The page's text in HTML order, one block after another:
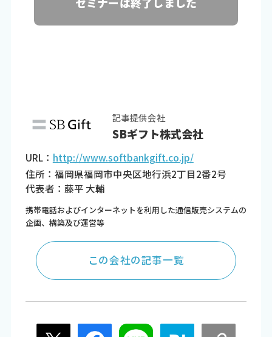
記事提供会社
SBギフト株式会社
URL： http://www.softbankgift.co.jp/
住所：福岡県福岡市中央区地行浜2丁目2番2号
代表者：藤平 大輔
携帯電話およびインターネットを利用した通信販売システムの
企画、構築及び運営等
この会社の記事一覧